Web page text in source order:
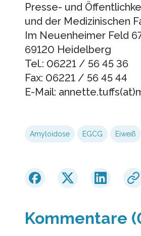
Presse- und
und der Medizinischen
Im Neuenheimer Feld
69120 Heidelberg
Tel.: 06221 / 56 45 36
Fax: 06221 / 56 45 44
E-Mail:
Amyloidose EGCG Eiweiß
Kommentare